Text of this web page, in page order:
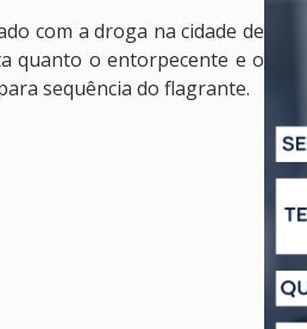
com a droga na cidade de
quanto o entorpecente e o
sequência do flagrante.